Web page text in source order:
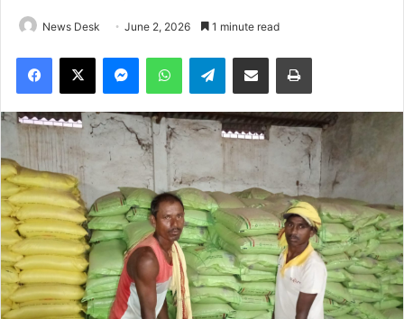
News Desk June 2, 2026 1 minute read
Facebook
X MessengerWhatsAppTelegramShare via Email Print